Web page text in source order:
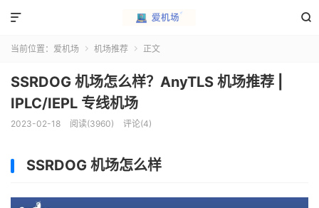


当前位置： 爱机场  机场推荐  正文
SSRDOG 机场怎么样？AnyTLS 机场推荐 |
IPLC/IEPL 专线机场
2023-02-18 阅读(3960) 评论(4)
SSRDOG 机场怎么样